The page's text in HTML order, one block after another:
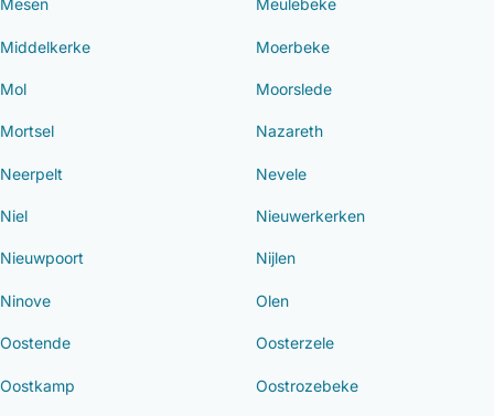
Mesen Meulebeke
Middelkerke Moerbeke
Mol Moorslede
Mortsel Nazareth
Neerpelt Nevele
Niel Nieuwerkerken
Nieuwpoort Nijlen
Ninove Olen
Oostende Oosterzele
Oostkamp Oostrozebeke